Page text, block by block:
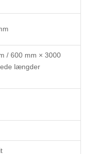
/ 600 mm × 3000
længder